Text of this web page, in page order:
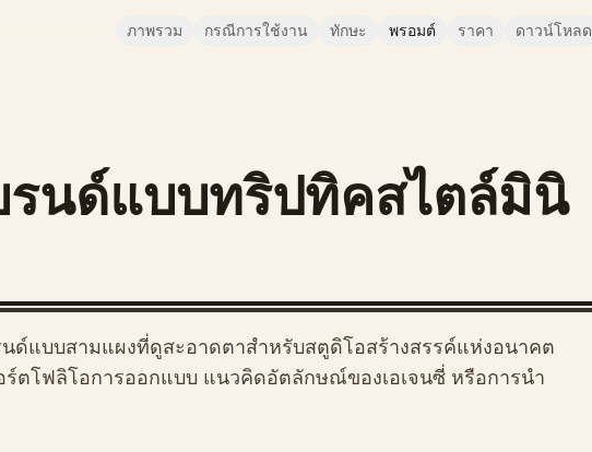
ภาพรวม กรณีการใช้งาน ทักษะ พรอมต์ ราคา ดาวน์โหลด
รนด์แบบทริปทิคสไตล์มินิ
นด์แบบสามแผงที่ดูสะอาดตาสำหรับสตูดิโอสร้างสรรค์แห่งอนาคต
ร์ตโฟลิโอการออกแบบ แนวคิดอัตลักษณ์ของเอเจนซี่ หรือการนำ